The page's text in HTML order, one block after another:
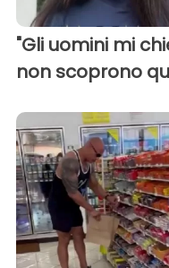
"Gli uomini mi
non scoprono